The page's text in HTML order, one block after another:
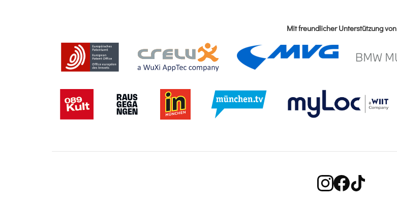
Mit freundlicher Unterstützung von